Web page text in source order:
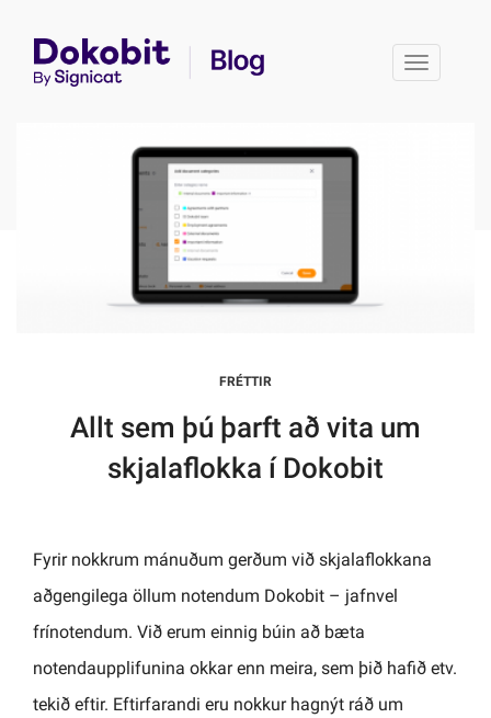
Toggle
FRÉTTIR
Allt sem þú þarft að vita um
skjalaflokka í Dokobit
Fyrir nokkrum mánuðum gerðum við skjalaflokkana
aðgengilega öllum notendum Dokobit – jafnvel
frínotendum. Við erum einnig búin að bæta
notendaupplifunina okkar enn meira, sem þið hafið etv.
tekið eftir. Eftirfarandi eru nokkur hagnýt ráð um